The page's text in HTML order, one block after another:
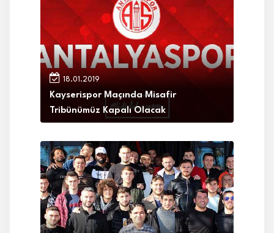
18.01.2019
Kayserispor Maçında Misafir
Tribünümüz Kapalı Olacak